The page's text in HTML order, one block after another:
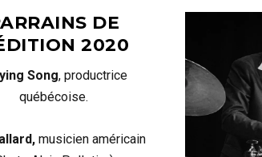
DE
2020
Song, productrice
québécoise.
musicien américain